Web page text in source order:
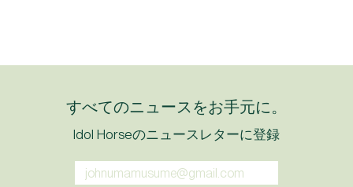
すべてのニュースをお手元に。
Idol Horseのニュースレターに登録